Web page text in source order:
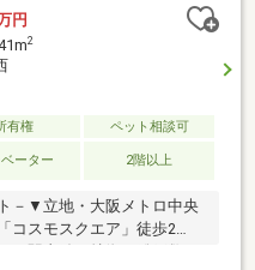
あり（約1.87m2）■ペット飼
り)■総戸数600戸の大規模マ
ミステーション設置物件の
せにつきましては、担当：
いいたします。（フリーコ
１９１）
円
2
有権
ペット相談可
ーター 2階以上
－▼立地・大阪メトロ中央
コスモスクエア」徒歩2